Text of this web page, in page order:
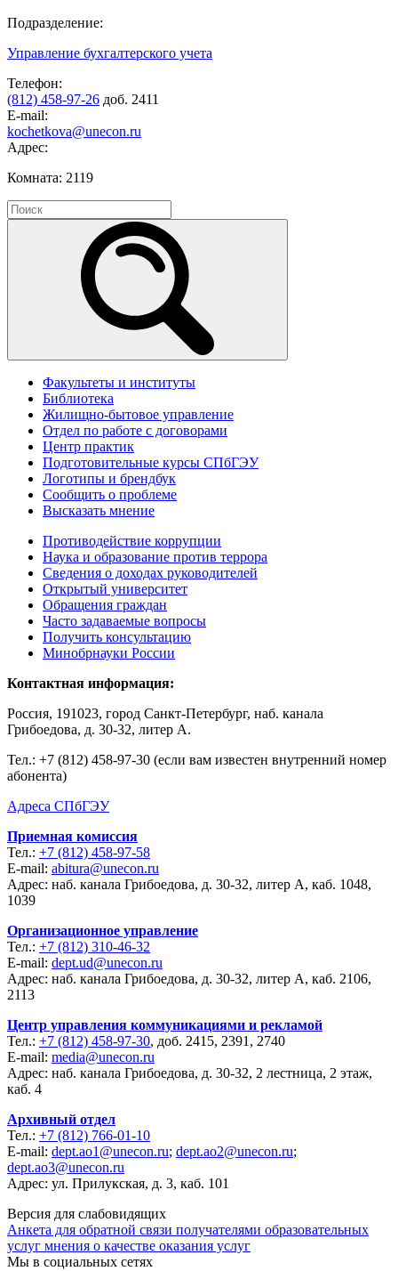
Подразделение:
Управление бухгалтерского учета
Телефон:
(812) 458-97-26 доб. 2411
E-mail:
kochetkova@unecon.ru
Адрес:
Комната: 2119
Факультеты и институты
Библиотека
Жилищно-бытовое управление
Отдел по работе с договорами
Центр практик
Подготовительные курсы СПбГЭУ
Логотипы и брендбук
Сообщить о проблеме
Высказать мнение
Противодействие коррупции
Наука и образование против террора
Сведения о доходах руководителей
Открытый университет
Обращения граждан
Часто задаваемые вопросы
Получить консультацию
Минобрнауки России
Контактная информация:
Россия, 191023, город Санкт-Петербург, наб. канала
Грибоедова, д. 30-32, литер А.
Тел.: +7 (812) 458-97-30 (если вам известен внутренний номер
абонента)
Адреса СПбГЭУ
Приемная комиссия
Тел.: +7 (812) 458-97-58
E-mail: abitura@unecon.ru
Адрес: наб. канала Грибоедова, д. 30-32, литер А, каб. 1048,
1039
Организационное управление
Тел.: +7 (812) 310-46-32
E-mail: dept.ud@unecon.ru
Адрес: наб. канала Грибоедова, д. 30-32, литер А, каб. 2106,
2113
Центр управления коммуникациями и рекламой
Тел.: +7 (812) 458-97-30, доб. 2415, 2391, 2740
E-mail: media@unecon.ru
Адрес: наб. канала Грибоедова, д. 30-32, 2 лестница, 2 этаж,
каб. 4
Архивный отдел
Тел.: +7 (812) 766-01-10
E-mail: dept.ao1@unecon.ru; dept.ao2@unecon.ru;
dept.ao3@unecon.ru
Адрес: ул. Прилукская, д. 3, каб. 101
Версия для слабовидящих
Анкета для обратной связи получателями образовательных
услуг мнения о качестве оказания услуг
Мы в социальных сетях